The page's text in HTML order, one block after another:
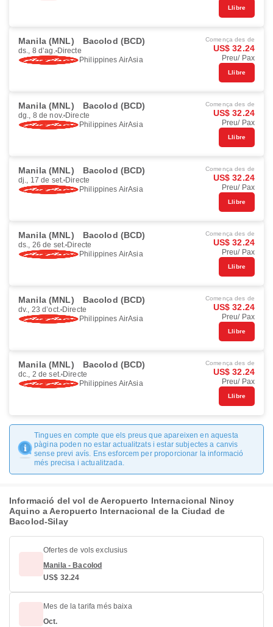
Llibre
Manila (MNL) Bacolod (BCD)
ds., 8 d’ag. Directe
Philippines AirAsia
Comença des de
US$ 32.24
Preu/ Pax
Llibre
Manila (MNL) Bacolod (BCD)
dg., 8 de nov. Directe
Philippines AirAsia
Comença des de
US$ 32.24
Preu/ Pax
Llibre
Manila (MNL) Bacolod (BCD)
dj., 17 de set. Directe
Philippines AirAsia
Comença des de
US$ 32.24
Preu/ Pax
Llibre
Manila (MNL) Bacolod (BCD)
ds., 26 de set. Directe
Philippines AirAsia
Comença des de
US$ 32.24
Preu/ Pax
Llibre
Manila (MNL) Bacolod (BCD)
dv., 23 d’oct. Directe
Philippines AirAsia
Comença des de
US$ 32.24
Preu/ Pax
Llibre
Manila (MNL) Bacolod (BCD)
dc., 2 de set. Directe
Philippines AirAsia
Comença des de
US$ 32.24
Preu/ Pax
Llibre
Tingues en compte que els preus que apareixen en aquesta
pàgina poden no estar actualitzats i estar subjectes a canvis
sense previ avís. Ens esforcem per proporcionar la informació
més precisa i actualitzada.
Informació del vol de Aeropuerto Internacional Ninoy
Aquino a Aeropuerto Internacional de la Ciudad de
Bacolod-Silay
Ofertes de vols exclusius
Manila - Bacolod
US$ 32.24
Mes de la tarifa més baixa
Oct.